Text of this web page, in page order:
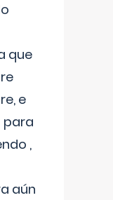
que
e
para
,
aún